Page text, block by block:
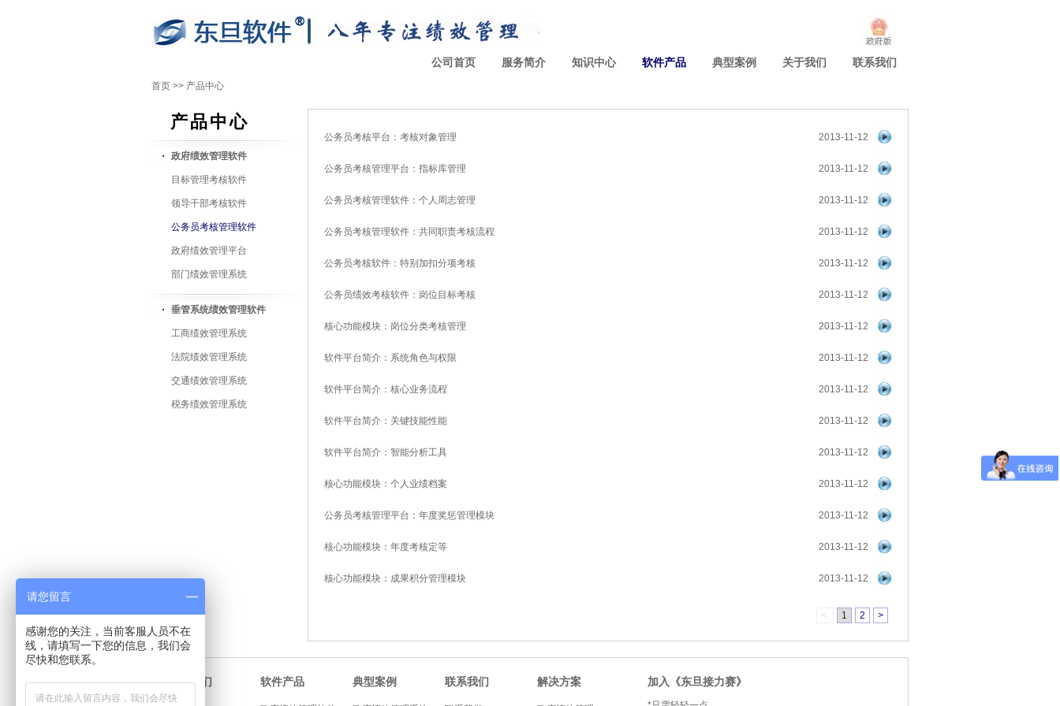
公司首页 服务简介 知识中心 软件产品 典型案例 关于我们 联系我们
首页 >> 产品中心
产品中心
政府绩效管理软件
目标管理考核软件
领导干部考核软件
公务员考核管理软件
政府绩效管理平台
部门绩效管理系统
垂管系统绩效管理软件
工商绩效管理系统
法院绩效管理系统
交通绩效管理系统
税务绩效管理系统
公务员考核平台：考核对象管理 2013-11-12
公务员考核管理平台：指标库管理 2013-11-12
公务员考核管理软件：个人周志管理 2013-11-12
公务员考核管理软件：共同职责考核流程 2013-11-12
公务员考核软件：特别加扣分项考核 2013-11-12
公务员绩效考核软件：岗位目标考核 2013-11-12
核心功能模块：岗位分类考核管理 2013-11-12
软件平台简介：系统角色与权限 2013-11-12
软件平台简介：核心业务流程 2013-11-12
软件平台简介：关键技能性能 2013-11-12
软件平台简介：智能分析工具 2013-11-12
核心功能模块：个人业绩档案 2013-11-12
公务员考核管理平台：年度奖惩管理模块 2013-11-12
核心功能模块：年度考核定等 2013-11-12
核心功能模块：成果积分管理模块 2013-11-12
< 1 2 >
关于我们 软件产品 典型案例 联系我们 解决方案 加入《东旦接力赛》
请您留言
感谢您的关注，当前客服人员不在
线，请填写一下您的信息，我们会
尽快和您联系。